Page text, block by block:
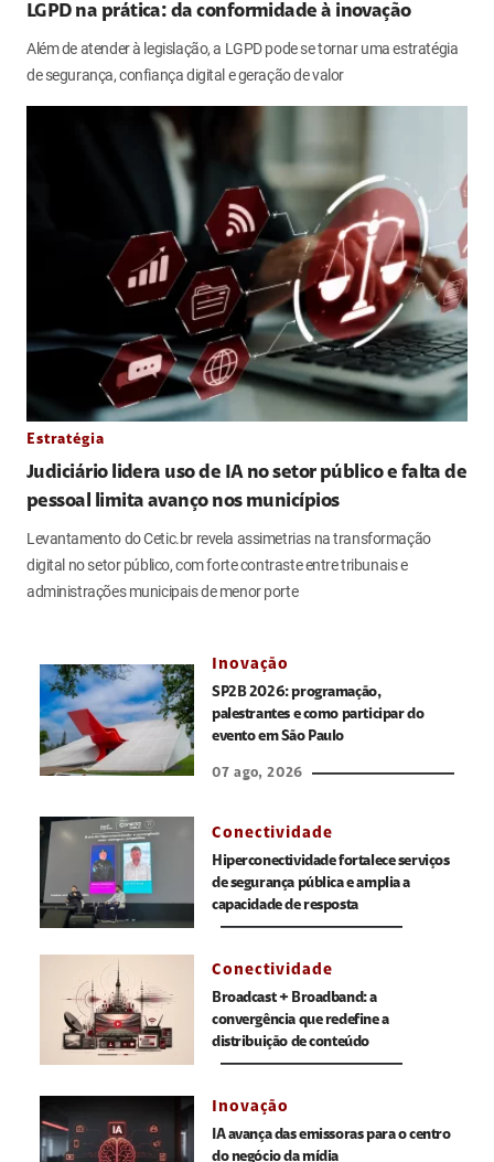
LGPD na prática: da conformidade à inovação
Além de atender à legislação, a LGPD pode se tornar uma estratégia
de segurança, confiança digital e geração de valor
Estratégia
Judiciário lidera uso de IA no setor público e falta de
pessoal limita avanço nos municípios
Levantamento do Cetic.br revela assimetrias na transformação
digital no setor público, com forte contraste entre tribunais e
administrações municipais de menor porte
Inovação
SP2B 2026: programação,
palestrantes e como participar do
evento em São Paulo
07 ago, 2026
Conectividade
Hiperconectividade fortalece serviços
de segurança pública e amplia a
capacidade de resposta
Conectividade
Broadcast + Broadband: a
convergência que redefine a
distribuição de conteúdo
Inovação
IA avança das emissoras para o centro
do negócio da mídia